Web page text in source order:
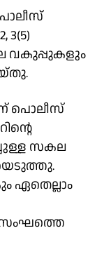
3(5)
വകുപ്പുകളും
പൊലീസ്
സകല
ഏതെല്ലാം
സംഘത്തെ